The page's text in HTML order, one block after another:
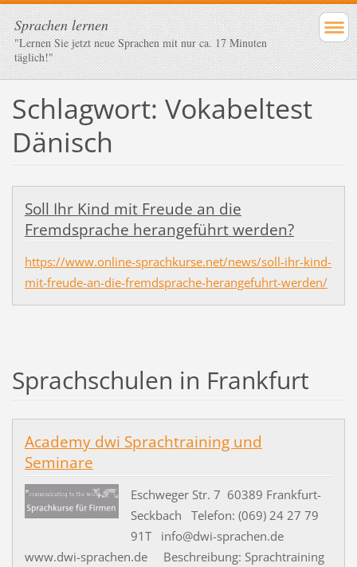
Sprachen lernen
"Lernen Sie jetzt neue Sprachen mit nur ca. 17 Minuten
täglich!"
Schlagwort: Vokabeltest
Dänisch
Soll Ihr Kind mit Freude an die
Fremdsprache herangeführt werden?
https://www.online-sprachkurse.net/news/soll-ihr-kind-
mit-freude-an-die-fremdsprache-herangefuhrt-werden/
Sprachschulen in Frankfurt
Academy dwi Sprachtraining und
Seminare
Eschweger Str. 7 60389 Frankfurt-
Seckbach Telefon: (069) 24 27 79
91T info@dwi-sprachen.de
www.dwi-sprachen.de Beschreibung: Sprachtraining